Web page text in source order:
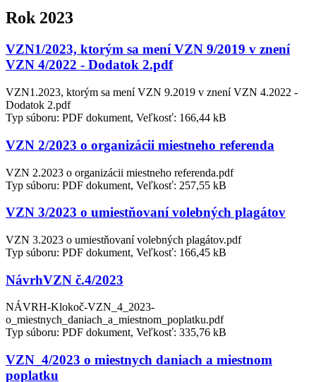
Rok 2023
VZN1/2023, ktorým sa mení VZN 9/2019 v znení
VZN 4/2022 - Dodatok 2.pdf
VZN1.2023, ktorým sa mení VZN 9.2019 v znení VZN 4.2022 -
Dodatok 2.pdf
Typ súboru: PDF dokument, Veľkosť: 166,44 kB
VZN 2/2023 o organizácii miestneho referenda
VZN 2.2023 o organizácii miestneho referenda.pdf
Typ súboru: PDF dokument, Veľkosť: 257,55 kB
VZN 3/2023 o umiestňovaní volebných plagátov
VZN 3.2023 o umiestňovaní volebných plagátov.pdf
Typ súboru: PDF dokument, Veľkosť: 166,45 kB
NávrhVZN č.4/2023
NÁVRH-Klokoč-VZN_4_2023-
o_miestnych_daniach_a_miestnom_poplatku.pdf
Typ súboru: PDF dokument, Veľkosť: 335,76 kB
VZN_4/2023 o miestnych daniach a miestnom
poplatku